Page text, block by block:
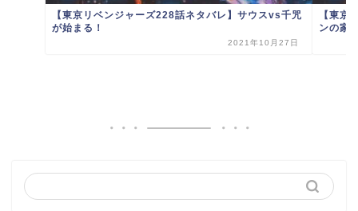
【東京リベンジャーズ228話ネタバレ】サウスvs千咒
が始まる！
2021年10月27日
【東京
ンの家